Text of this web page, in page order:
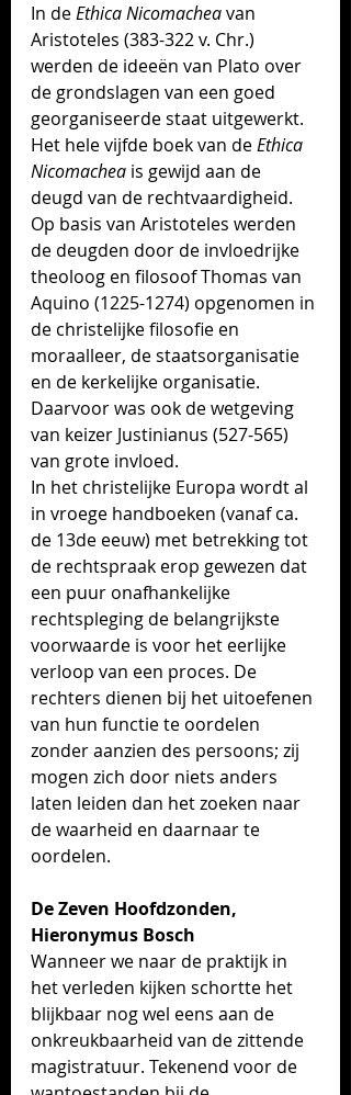
In de Ethica Nicomachea van
Aristoteles (383-322 v. Chr.)
werden de ideeën van Plato over
de grondslagen van een goed
georganiseerde staat uitgewerkt.
Het hele vijfde boek van de Ethica
Nicomachea is gewijd aan de
deugd van de rechtvaardigheid.
Op basis van Aristoteles werden
de deugden door de invloedrijke
theoloog en filosoof Thomas van
Aquino (1225-1274) opgenomen in
de christelijke filosofie en
moraalleer, de staatsorganisatie
en de kerkelijke organisatie.
Daarvoor was ook de wetgeving
van keizer Justinianus (527-565)
van grote invloed.
In het christelijke Europa wordt al
in vroege handboeken (vanaf ca.
de 13de eeuw) met betrekking tot
de rechtspraak erop gewezen dat
een puur onafhankelijke
rechtspleging de belangrijkste
voorwaarde is voor het eerlijke
verloop van een proces. De
rechters dienen bij het uitoefenen
van hun functie te oordelen
zonder aanzien des persoons; zij
mogen zich door niets anders
laten leiden dan het zoeken naar
de waarheid en daarnaar te
oordelen.
De Zeven Hoofdzonden,
Hieronymus Bosch
Wanneer we naar de praktijk in
het verleden kijken schortte het
blijkbaar nog wel eens aan de
onkreukbaarheid van de zittende
magistratuur. Tekenend voor de